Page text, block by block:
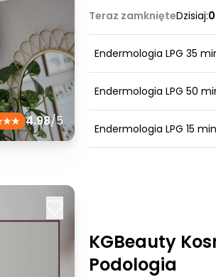
4.98/5
Teraz zamknięteDzisiaj:
Endermologia LPG 35
Endermologia LPG 50
Endermologia LPG 15 min
KGBeauty
Podologia